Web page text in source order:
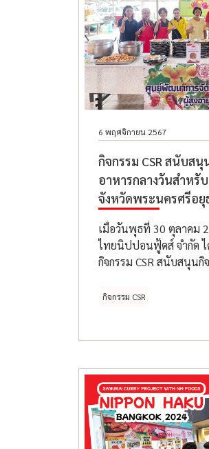
6 พฤศจิกายน 2567
กิจกรรม CSR สนับสนุ
อาหารกลางวันสำห
จังหวัดพระนครศรีอยุ
เมื่อวันพุธที่ 30 ตุลาคม
ไทยนิปปอนฟู้ดส์ จำกัด ไ
กิจกรรม CSR สนับสนุนกิ
พัฒนาการจัดสวัสดิการสั
กิจกรรม CSR